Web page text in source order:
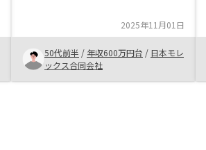
リットを感じて契約をさせて頂きま
した。今後の経過、結果を含めて周
りにも薦めたいと思っています。ど
のくらいの費用が必要なのか事前に
事例等を見られると、これから検討
2025年11月01日
50代前半 / 年収600万円台 / 日本モレ
ックス合同会社